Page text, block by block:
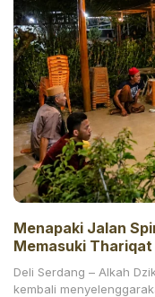
Menapaki Jalan
Memasuki
Deli Serdang – Alkah
kembali